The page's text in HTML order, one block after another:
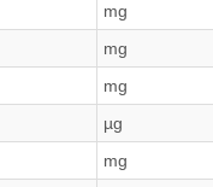
mg
mg
mg
µg
mg